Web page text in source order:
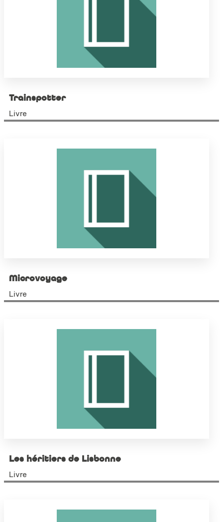
Trainspotter
Livre
Microvoyage
Livre
Les héritiers de Lisbonne
Livre